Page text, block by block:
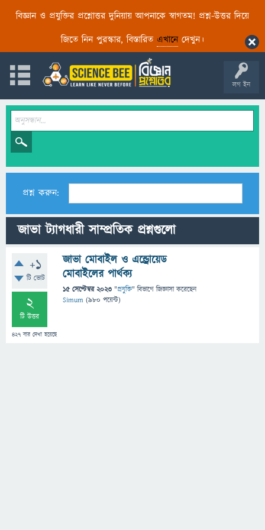
বিজ্ঞান ও প্রযুক্তির প্রশ্নোত্তর দুনিয়ায় আপনাকে স্বাগতম! প্রশ্ন-উত্তর দিয়ে
জিতে নিন পুরস্কার, বিস্তারিত এখানেদেখুন।
লগ ইন
প্রশ্ন করুন:
জাভা ট্যাগধারী সাম্প্রতিক প্রশ্নগুলো
+1
টি ভোট
2
টি উত্তর
427 বার দেখা হয়েছে
জাভা মোবাইল ও এন্ড্রোয়েড
মোবাইলের পার্থক্য
15 সেপ্টেম্বর 2023 "প্রযুক্তি" বিভাগে জিজ্ঞাসাকরেছেন
Simum (980 পয়েন্ট)